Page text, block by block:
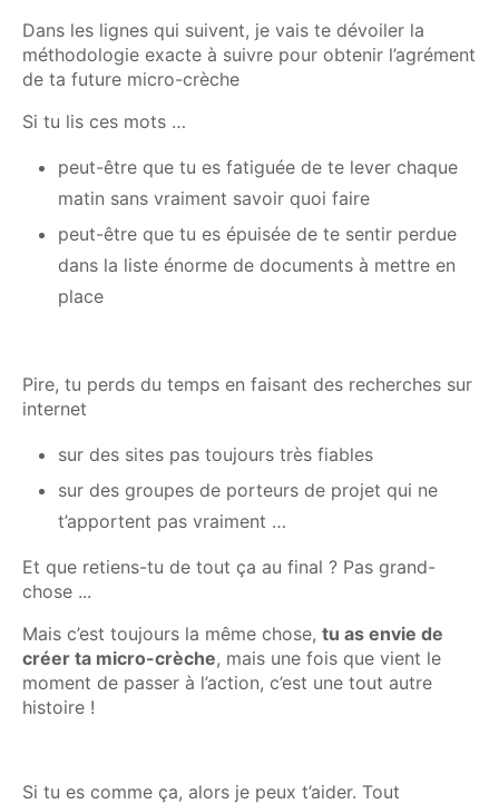
Dans les lignes qui suivent, je vais te dévoiler la
méthodologie exacte à suivre pour obtenir l’agrément
de ta future micro-crèche
Si tu lis ces mots …
peut-être que tu es fatiguée de te lever chaque
matin sans vraiment savoir quoi faire
peut-être que tu es épuisée de te sentir perdue
dans la liste énorme de documents à mettre en
place
Pire, tu perds du temps en faisant des recherches sur
internet
sur des sites pas toujours très fiables
sur des groupes de porteurs de projet qui ne
t’apportent pas vraiment …
Et que retiens-tu de tout ça au final ? Pas grand-
chose ...
Mais c’est toujours la même chose, tu as envie de
créer ta micro-crèche, mais une fois que vient le
moment de passer à l’action, c’est une tout autre
histoire !
Si tu es comme ça, alors je peux t’aider. Tout